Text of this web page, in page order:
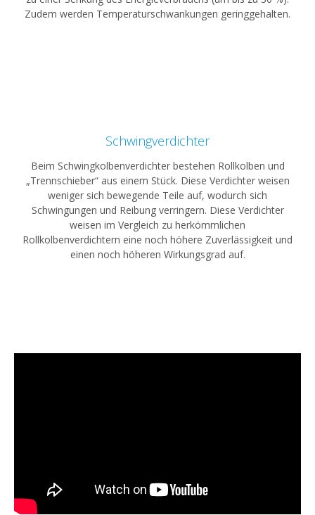
Zudem werden Temperaturschwankungen geringgehalten.
Schwingverdichter
Beim Schwingkolbenverdichter bestehen Rollkolben und
„Trennschieber“ aus einem Stück. Diese Verdichter weisen
weniger sich bewegende Teile auf, wodurch sich
Schwingungen und Reibung verringern. Diese Verdichter
weisen im Vergleich zu herkömmlichen
Rollkolbenverdichtern eine noch höhere Zuverlässigkeit und
einen noch höheren Wirkungsgrad auf.